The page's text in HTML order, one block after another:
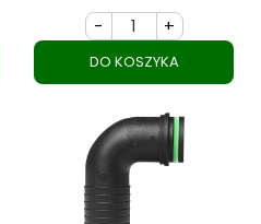
- +
DO KOSZYKA